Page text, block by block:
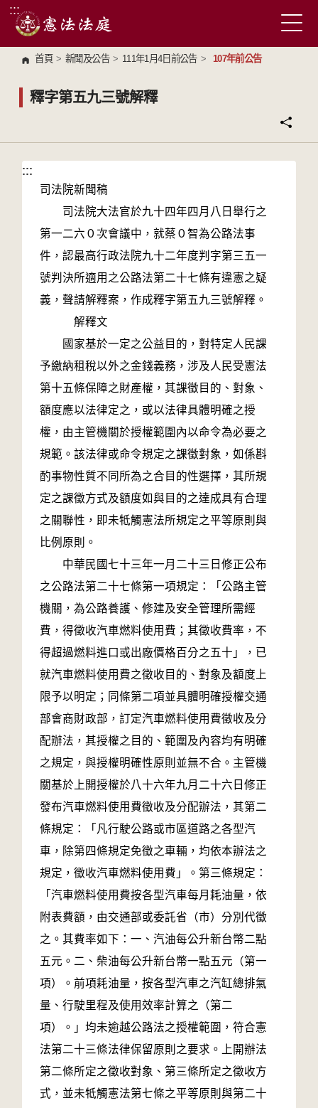
跳到主要內容區塊
:::
首頁 > 新聞及公告 > 111年1月4日前公告 > 107年前公告
釋字第五九三號解釋
:::
:::
司法院新聞稿
司法院大法官於九十四年四月八日舉行之
第一二六０次會議中，就蔡０智為公路法事
件，認最高行政法院九十二年度判字第三五一
號判決所適用之公路法第二十七條有違憲之疑
義，聲請解釋案，作成釋字第五九三號解釋。
解釋文
國家基於一定之公益目的，對特定人民課
予繳納租稅以外之金錢義務，涉及人民受憲法
第十五條保障之財產權，其課徵目的、對象、
額度應以法律定之，或以法律具體明確之授
權，由主管機關於授權範圍內以命令為必要之
規範。該法律或命令規定之課徵對象，如係斟
酌事物性質不同所為之合目的性選擇，其所規
定之課徵方式及額度如與目的之達成具有合理
之關聯性，即未牴觸憲法所規定之平等原則與
比例原則。
中華民國七十三年一月二十三日修正公布
之公路法第二十七條第一項規定：「公路主管
機關，為公路養護、修建及安全管理所需經
費，得徵收汽車燃料使用費；其徵收費率，不
得超過燃料進口或出廠價格百分之五十」，已
就汽車燃料使用費之徵收目的、對象及額度上
限予以明定；同條第二項並具體明確授權交通
部會商財政部，訂定汽車燃料使用費徵收及分
配辦法，其授權之目的、範圍及內容均有明確
之規定，與授權明確性原則並無不合。主管機
關基於上開授權於八十六年九月二十六日修正
發布汽車燃料使用費徵收及分配辦法，其第二
條規定：「凡行駛公路或市區道路之各型汽
車，除第四條規定免徵之車輛，均依本辦法之
規定，徵收汽車燃料使用費」。第三條規定：
「汽車燃料使用費按各型汽車每月耗油量，依
附表費額，由交通部或委託省（市）分別代徵
之。其費率如下：一、汽油每公升新台幣二點
五元。二、柴油每公升新台幣一點五元（第一
項）。前項耗油量，按各型汽車之汽缸總排氣
量、行駛里程及使用效率計算之（第二
項）。」均未逾越公路法之授權範圍，符合憲
法第二十三條法律保留原則之要求。上開辦法
第二條所定之徵收對象、第三條所定之徵收方
式，並未牴觸憲法第七條之平等原則與第二十